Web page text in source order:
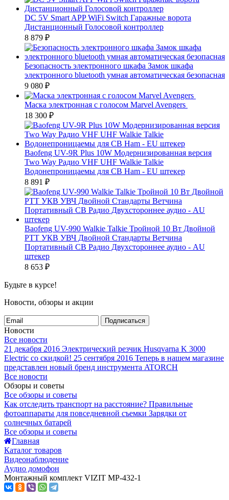
DC 5V Smart APP WiFi Switch Гаражные ворота
Дистанционный Голосовой контроллер
8 879 ₽
Безопасность электронного шкафа Замок шкафа
электронного bluetooth умная автоматическая безопасная
9 080 ₽
Маска электронная с голосом Marvel Avengers
18 300 ₽
Baofeng UV-9R Plus 10W Модернизированная версия
Two Way Радио VHF UHF Walkie Talkie
Водонепроницаемы для CB Ham - EU штекер
8 891 ₽
Baofeng UV-990 Walkie Talkie Тройной 10 Вт Двойной
PTT УКВ УВЧ Двойной Стандарты Ветчина
Портативный CB Радио Двухстороннее аудио - AU
штекер
8 653 ₽
Будьте в курсе!
Новости, обзоры и акции
Подписаться
Новости
Все новости
21 декабря 2016 Электрический резчик Husqvarna K 3000
Electric со скидкой! 25 сентября 2016 Теперь в нашем магазине
представлен новый бренд инструмента ATORCH
Все новости
Обзоры и советы
Все обзоры и советы
Как отследить транспорт на расстояние? Правильные
фотоаппараты для повседневной съемки Зарядки от
солнечных батарей
Все обзоры и советы
Главная
Каталог товаров
Видеонаблюдение
Аудио домофон
Монтажный комплект VIZIT MP-432-1